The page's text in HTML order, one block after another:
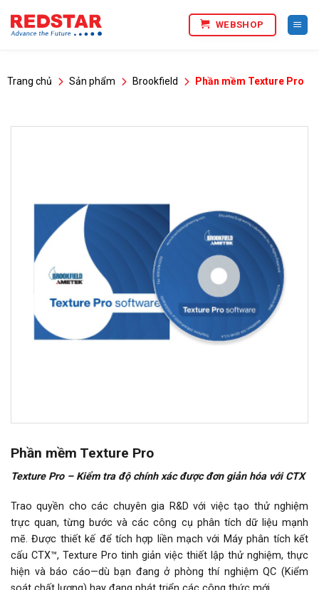
qua
WEBSHOP
Trang chủ Sản phẩm Brookfield Phần mềm Texture Pro
Phần mềm Texture Pro
Texture Pro – Kiểm tra độ chính xác được đơn giản hóa với CTX
Trao quyền cho các chuyên gia R&D với việc tạo thử nghiệm
trực quan, từng bước và các công cụ phân tích dữ liệu mạnh
mẽ. Được thiết kế để tích hợp liền mạch với Máy phân tích kết
cấu CTX™, Texture Pro tinh giản việc thiết lập thử nghiệm, thực
hiện và báo cáo—dù bạn đang ở phòng thí nghiệm QC (Kiểm